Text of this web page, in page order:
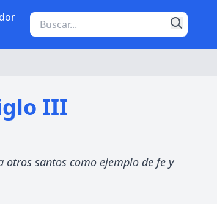
III
santos como ejemplo de fe y